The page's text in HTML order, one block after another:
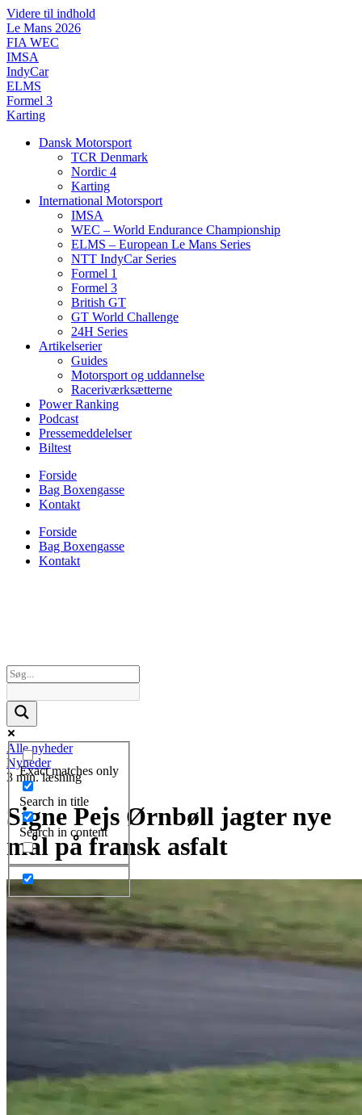
Videre til indhold
Le Mans 2026
FIA WEC
IMSA
IndyCar
ELMS
Formel 3
Karting
Dansk Motorsport
TCR Denmark
Nordic 4
Karting
International Motorsport
IMSA
WEC – World Endurance Championship
ELMS – European Le Mans Series
NTT IndyCar Series
Formel 1
Formel 3
British GT
GT World Challenge
24H Series
Artikelserier
Guides
Motorsport og uddannelse
Raceriværksætterne
Power Ranking
Podcast
Pressemeddelelser
Biltest
Forside
Bag Boxengasse
Kontakt
Forside
Bag Boxengasse
Kontakt
Exact matches only
Search in title
Search in content
Alle nyheder
Nyheder
3 min. læsning
Signe Pejs Ørnbøll jagter nye
mål på fransk asfalt